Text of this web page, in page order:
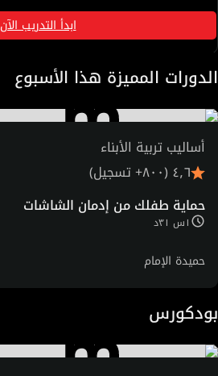
ابدأ التدريب الآن
الدورات المميزة هذا الأسبوع
أساليب تربية الأبناء
٤٫٦ (٨٠٠+ تسجيل)
حماية طفلك من إدمان الشاشات
١س ٣١د
حميدة الإمام
بودكورس